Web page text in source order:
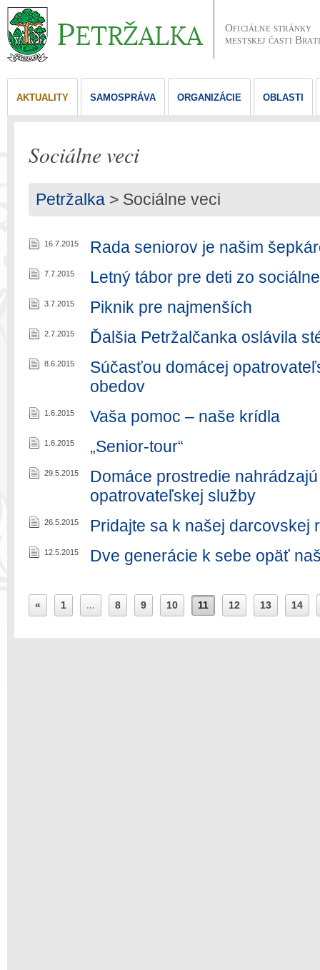
Oficiálne stránky
mestskej časti
AKTUALITY SAMOSPRÁVA ORGANIZÁCIE OBLASTI
Sociálne veci
Petržalka > Sociálne veci
16.7.2015 Rada seniorov je našim
7.7.2015 Letný tábor pre deti zo
3.7.2015 Piknik pre najmenších
2.7.2015 Ďalšia Petržalčanka oslávila
8.6.2015
Súčasťou domácej
obedov
1.6.2015 Vaša pomoc – naše krídla
1.6.2015 „Senior-tour“
29.5.2015
Domáce prostredie
opatrovateľskej služby
26.5.2015 Pridajte sa k našej darcovskej
12.5.2015 Dve generácie k sebe opäť
« 1 ... 8 9 10 11 12 13 14